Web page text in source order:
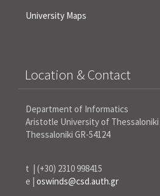
University Maps
Location & Contact
Department of Informatics
Aristotle University of Thessaloniki
Thessaloniki GR-54124
t | (+30) 2310 998415
e | oswinds@csd.auth.gr